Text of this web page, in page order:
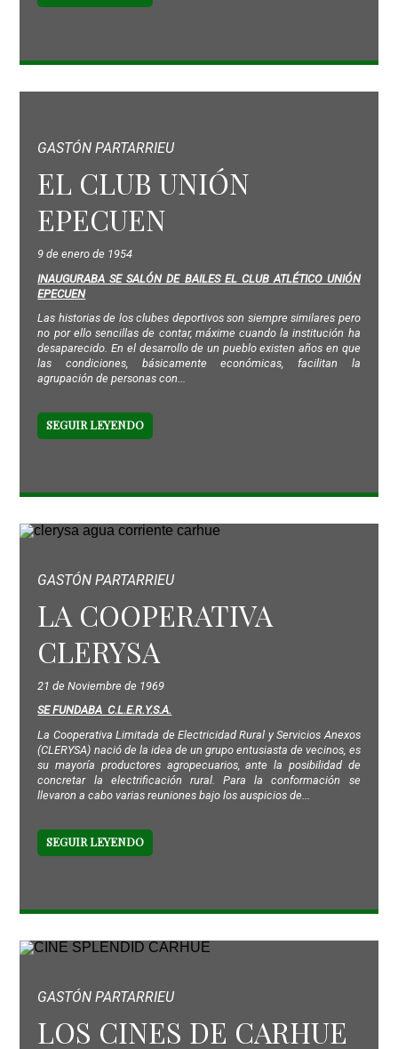
GASTÓN PARTARRIEU
EL CLUB UNIÓN
EPECUEN
9 de enero de 1954
INAUGURABA SE SALÓN DE BAILES EL CLUB ATLÉTICO UNIÓN
EPECUEN
Las historias de los clubes deportivos son siempre similares pero
no por ello sencillas de contar, máxime cuando la institución ha
desaparecido. En el desarrollo de un pueblo existen años en que
las condiciones, básicamente económicas, facilitan la
agrupación de personas con...
SEGUIR LEYENDO
GASTÓN PARTARRIEU
LA COOPERATIVA
CLERYSA
21 de Noviembre de 1969
SE FUNDABA C.L.E.R.Y.S.A.
La Cooperativa Limitada de Electricidad Rural y Servicios Anexos
(CLERYSA) nació de la idea de un grupo entusiasta de vecinos, es
su mayoría productores agropecuarios, ante la posibilidad de
concretar la electrificación rural. Para la conformación se
llevaron a cabo varias reuniones bajo los auspicios de...
SEGUIR LEYENDO
GASTÓN PARTARRIEU
LOS CINES DE CARHUE